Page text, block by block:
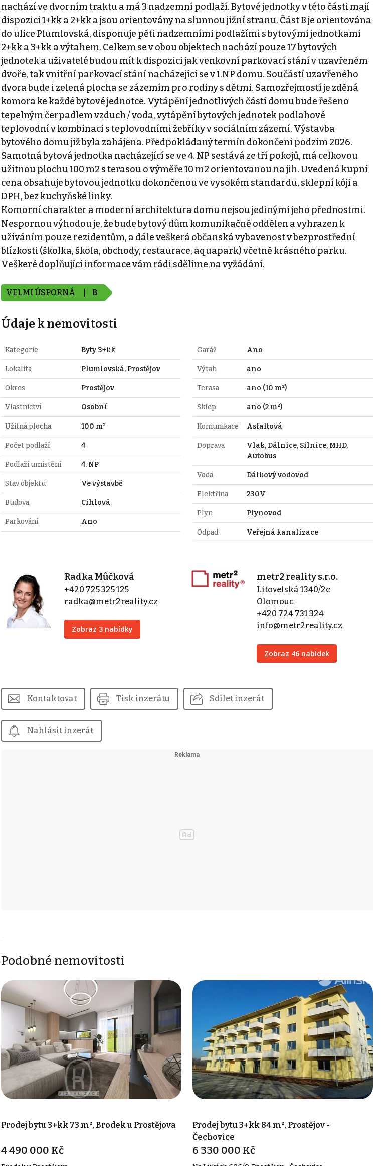
nachází ve dvorním traktu a má 3 nadzemní podlaží. Bytové jednotky v této části mají
dispozici 1+kk a 2+kk a jsou orientovány na slunnou jižní stranu. Část B je orientována
do ulice Plumlovská, disponuje pěti nadzemními podlažími s bytovými jednotkami
2+kk a 3+kk a výtahem. Celkem se v obou objektech nachází pouze 17 bytových
jednotek a uživatelé budou mít k dispozici jak venkovní parkovací stání v uzavřeném
dvoře, tak vnitřní parkovací stání nacházející se v 1.NP domu. Součástí uzavřeného
dvora bude i zelená plocha se zázemím pro rodiny s dětmi. Samozřejmostí je zděná
komora ke každé bytové jednotce. Vytápění jednotlivých částí domu bude řešeno
tepelným čerpadlem vzduch / voda, vytápění bytových jednotek podlahové
teplovodní v kombinaci s teplovodními žebříky v sociálním zázemí. Výstavba
bytového domu již byla zahájena. Předpokládaný termín dokončení podzim 2026.
Samotná bytová jednotka nacházející se ve 4. NP sestává ze tří pokojů, má celkovou
užitnou plochu 100 m2 s terasou o výměře 10 m2 orientovanou na jih. Uvedená kupní
cena obsahuje bytovou jednotku dokončenou ve vysokém standardu, sklepní kóji a
DPH, bez kuchyňské linky.
Komorní charakter a moderní architektura domu nejsou jedinými jeho přednostmi.
Nespornou výhodou je, že bude bytový dům komunikačně oddělen a vyhrazen k
užíváním pouze rezidentům, a dále veškerá občanská vybavenost v bezprostřední
blízkosti (školka, škola, obchody, restaurace, aquapark) včetně krásného parku.
Veškeré doplňující informace vám rádi sdělíme na vyžádání.
VELMI ÚSPORNÁ B
Údaje k nemovitosti
Kategorie Byty 3+kk
Lokalita Plumlovská, Prostějov
Okres Prostějov
Vlastnictví Osobní
Užitná plocha 100 m²
Počet podlaží 4
Podlaží umístění 4. NP
Stav objektu Ve výstavbě
Budova Cihlová
Parkování Ano
Garáž Ano
Výtah ano
Terasa ano (10 m²)
Sklep ano (2 m²)
Komunikace Asfaltová
Doprava
Vlak, Dálnice, Silnice, MHD,
Autobus
Voda Dálkový vodovod
Elektřina 230V
Plyn Plynovod
Odpad Veřejná kanalizace
Radka Můčková
+420 725 325 125
radka@metr2reality.cz
Zobraz 3 nabídky
metr2 reality s.r.o.
Litovelská 1340/2c
Olomouc
+420 724 731 324
info@metr2reality.cz
Zobraz 46 nabídek
Kontaktovat Tisk inzerátu Sdílet inzerát
Nahlásit inzerát
Podobné nemovitosti
Prodej bytu 3+kk 73 m², Brodek u Prostějova
4 490 000 Kč
Prodej bytu 3+kk 84 m², Prostějov -
Čechovice
6 330 000 Kč